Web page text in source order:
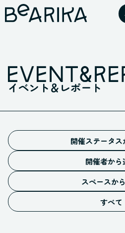
イベント＆レポート
開催ステータス
予告
募集中
開催中
満員御礼
開催終
開催者から
施設イベ
お客様イベ
すべての開
スペースか
ホール
スタジオ
すべて